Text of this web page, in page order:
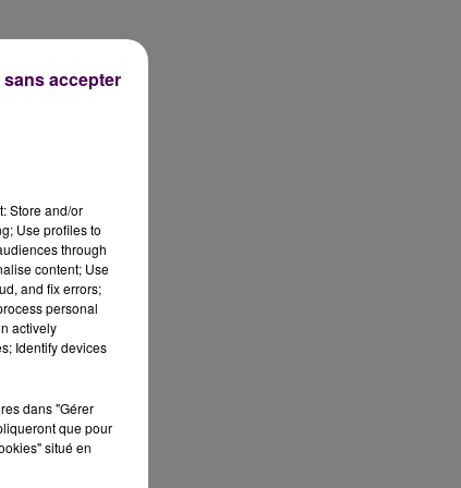
Store and/or
Use profiles to
through
content; Use
and fix errors;
personal
actively
Identify devices
dans "Gérer
que pour
situé en
accepter